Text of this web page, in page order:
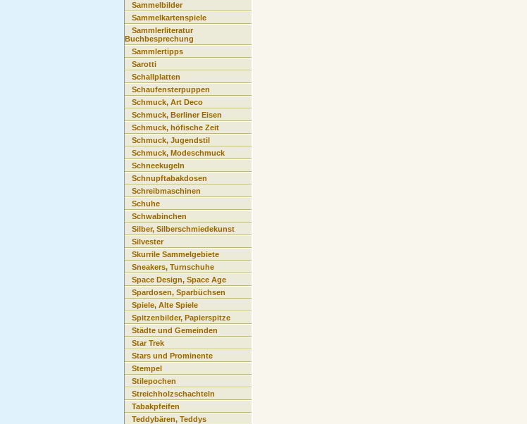
Sammelbilder
Sammelkartenspiele
Sammlerliteratur
Buchbesprechung
Sammlertipps
Sarotti
Schallplatten
Schaufensterpuppen
Schmuck, Art Deco
Schmuck, Berliner Eisen
Schmuck, höfische Zeit
Schmuck, Jugendstil
Schmuck, Modeschmuck
Schneekugeln
Schnupftabakdosen
Schreibmaschinen
Schuhe
Schwabinchen
Silber, Silberschmiedekunst
Silvester
Skurrile Sammelgebiete
Sneakers, Turnschuhe
Space Design, Space Age
Spardosen, Sparbüchsen
Spiele, Alte Spiele
Spitzenbilder, Papierspitze
Städte und Gemeinden
Star Trek
Stars und Prominente
Stempel
Stilepochen
Streichholzschachteln
Tabakpfeifen
Teddybären, Teddys